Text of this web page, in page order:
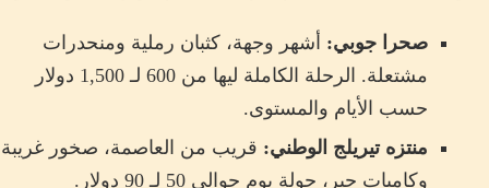
صحرا جوبي: أشهر وجهة، كثبان رملية ومنحدرات
مشتعلة. الرحلة الكاملة ليها من 600 لـ 1,500 دولار
حسب الأيام والمستوى.
منتزه تيريلج الوطني: قريب من العاصمة، صخور غريبة
وكامبات جير، جولة يوم حوالي 50 لـ 90 دولار.